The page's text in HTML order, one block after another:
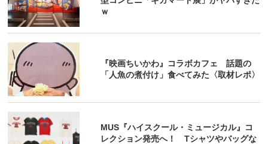
ｗ
『映画ちいかわ』コラボカフェ 話題の
「人魚の煮付け」食べてみた〈取材レポ〉
MUS『ハイスクール・ミュージカル』コ
レクション発売へ！ Tシャツやバッグな